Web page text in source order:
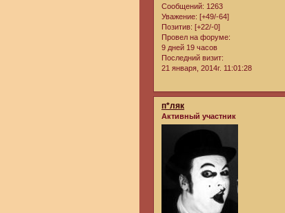
Сообщений: 1263
Уважение: [+49/-64]
Позитив: [+22/-0]
Провел на форуме:
9 дней 19 часов
Последний визит:
21 января, 2014г. 11:01:28
п*ляк
Активный участник